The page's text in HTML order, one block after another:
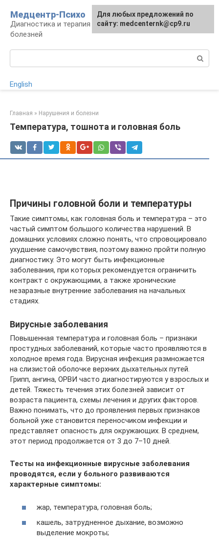
контенту
Медцентр-Психо
Диагностика и терапия психоневрологических
болезней
English
Главная » Нарушения и болезни
Температура, тошнота и головная боль
Причины головной боли и температуры
Такие симптомы, как головная боль и температура – это
частый симптом большого количества нарушений. В
домашних условиях сложно понять, что спровоцировало
ухудшение самочувствия, поэтому важно пройти полную
диагностику. Это могут быть инфекционные
заболевания, при которых рекомендуется ограничить
контракт с окружающими, а также хронические
незаразные внутренние заболевания на начальных
стадиях.
Вирусные заболевания
Повышенная температура и головная боль – признаки
простудных заболеваний, которые часто проявляются в
холодное время года. Вирусная инфекция размножается
на слизистой оболочке верхних дыхательных путей.
Грипп, ангина, ОРВИ часто диагностируются у взрослых и
детей. Тяжесть течения этих болезней зависит от
возраста пациента, схемы лечения и других факторов.
Важно понимать, что до проявления первых признаков
больной уже становится переносчиком инфекции и
представляет опасность для окружающих. В среднем,
этот период продолжается от 3 до 7–10 дней.
Тесты на инфекционные вирусные заболевания
проводятся, если у больного развиваются
характерные симптомы:
жар, температура, головная боль;
кашель, затрудненное дыхание, возможно
выделение мокроты;
Для любых предложений по
сайту: medcenternk@cp9.ru